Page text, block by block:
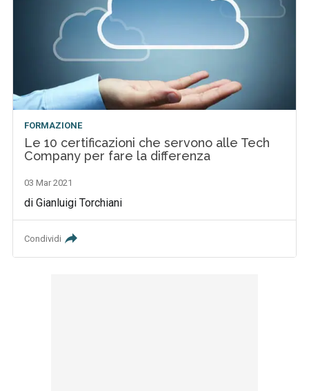
FORMAZIONE
Le 10 certificazioni che servono alle Tech
Company per fare la differenza
03 Mar 2021
di Gianluigi Torchiani
Condividi